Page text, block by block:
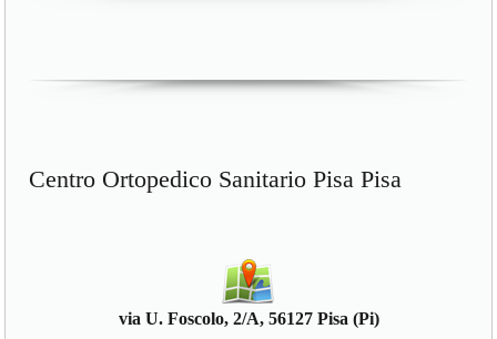
Centro Ortopedico Sanitario Pisa Pisa
via U. Foscolo, 2/A, 56127 Pisa (Pi)